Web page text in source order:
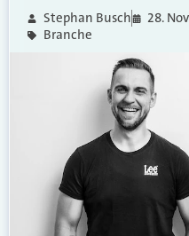
Stephan Busch 28.
Branche